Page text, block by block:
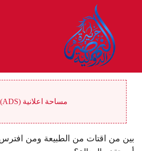
مساحة اعلانية (ADS)
بين من اقتات من الطبيعة ومن